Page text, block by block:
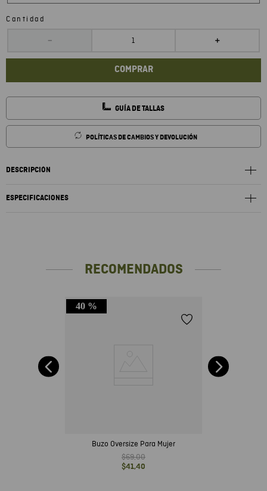
Cantidad
＋
－
COMPRAR
GUÍA DE TALLAS
POLÍTICAS DE CAMBIOS Y DEVOLUCIÓN
DESCRIPCIÓN
ESPECIFICACIONES
RECOMENDADOS
40 %
Buzo Oversize Para Mujer
$69,00
$41,40